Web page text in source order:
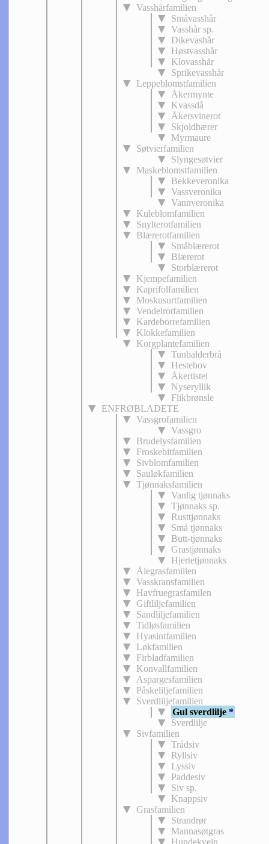
Vasshårfamilien
Småvasshår
Vasshår sp.
Dikevashår
Høstvasshår
Klovasshår
Sprikevasshår
Leppeblomstfamilien
Åkermynte
Kvassdå
Åkersvinerot
Skjoldbærer
Myrmaure
Søtvierfamilien
Slyngesøtvier
Maskeblomstfamilien
Bekkeveronika
Vassveronika
Vannveronika
Kuleblomfamilien
Snylterotfamilien
Blærerotfamilien
Småblærerot
Blærerot
Storblærerot
Kjempefamilien
Kaprifolfamilien
Moskusurtfamilien
Vendelrotfamilien
Kardeborrefamilien
Klokkefamilien
Korgplantefamilien
Tunbalderbrå
Hestehov
Åkertistel
Nyseryllik
Flikbrønsle
ENFRØBLADETE
Vassgrofamilien
Vassgro
Brudelysfamilien
Froskebitfamilien
Sivblomfamilien
Sauløkfamilien
Tjønnaksfamilien
Vanlig tjønnaks
Tjønnaks sp.
Rusttjønnaks
Små tjønnaks
Butt-tjønnaks
Grastjønnaks
Hjertetjønnaks
Ålegrasfamilien
Vasskransfamilien
Havfruegrasfamilen
Giftliljefamilien
Sandliljefamilien
Tidløsfamilien
Hyasintfamilien
Løkfamilien
Firbladfamilien
Konvallfamilien
Aspargesfamilien
Påskeliljefamilien
Sverdliljefamilien
Gul sverdlilje *
Sverdlilje
Sivfamilien
Trådsiv
Ryllsiv
Lyssiv
Paddesiv
Siv sp.
Knappsiv
Grasfamilien
Strandrør
Mannasøtgras
Hundekvein